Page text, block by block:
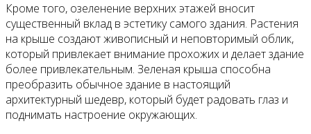
Кроме того, озеленение верхних этажей вносит
существенный вклад в эстетику самого здания. Растения
на крыше создают живописный и неповторимый облик,
который привлекает внимание прохожих и делает здание
более привлекательным. Зеленая крыша способна
преобразить обычное здание в настоящий
архитектурный шедевр, который будет радовать глаз и
поднимать настроение окружающих.